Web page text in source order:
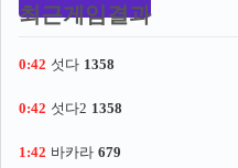
최근게임결과
0:42 섯다 1358
0:42 섯다2 1358
1:42 바카라 679